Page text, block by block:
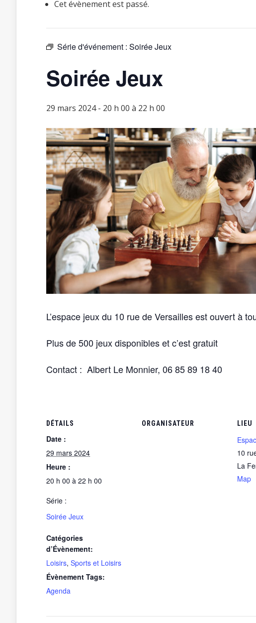
Cet évènement est passé.
Série d'événement : Soirée Jeux
Soirée Jeux
29 mars 2024 - 20 h 00 à 22 h 00
L’espace jeux du 10 rue de Versailles est ouvert à
Plus de 500 jeux disponibles et c’est gratuit
Contact : Albert Le Monnier, 06 85 89 18 40
DÉTAILS
Date :
29 mars 2024
Heure :
20 h 00 à 22 h 00
Série :
Soirée Jeux
Catégories
d’Évènement:
Loisirs, Sports et Loisirs
Évènement Tags:
Agenda
ORGANISATEUR LIEU
10
La
Map